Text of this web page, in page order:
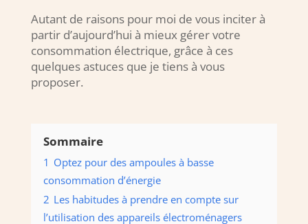
Autant de raisons pour moi de vous inciter à
partir d’aujourd’hui à mieux gérer votre
consommation électrique, grâce à ces
quelques astuces que je tiens à vous
proposer.
Sommaire
1 Optez pour des ampoules à basse
consommation d’énergie
2 Les habitudes à prendre en compte sur
l’utilisation des appareils électroménagers